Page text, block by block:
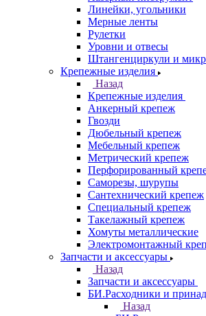
Линейки, угольники
Мерные ленты
Рулетки
Уровни и отвесы
Штангенциркули и
Крепежные изделия
Назад
Крепежные изделия
Анкерный крепеж
Гвозди
Дюбельный крепеж
Мебельный крепеж
Метрический крепеж
Перфорированный
Саморезы, шурупы
Сантехнический крепеж
Специальный крепеж
Такелажный крепеж
Хомуты металлические
Электромонтажный
Запчасти и аксессуары
Назад
Запчасти и аксессуары
БИ.Расходники и
Назад